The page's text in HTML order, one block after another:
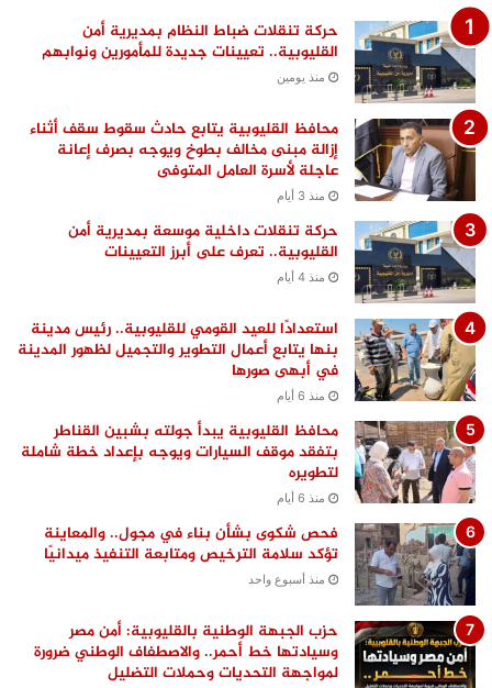
حركة تنقلات ضباط النظام بمديرية أمن
القليوبية.. تعيينات جديدة للمأمورين ونوابهم
منذ يومين
محافظ القليوبية يتابع حادث سقوط سقف أثناء
إزالة مبنى مخالف بطوخ ويوجه بصرف إعانة
عاجلة لأسرة العامل المتوفى
منذ 3 أيام
حركة تنقلات داخلية موسعة بمديرية أمن
القليوبية.. تعرف على أبرز التعيينات
منذ 4 أيام
استعدادًا للعيد القومي للقليوبية.. رئيس مدينة
بنها يتابع أعمال التطوير والتجميل لظهور المدينة
في أبهى صورها
منذ 6 أيام
محافظ القليوبية يبدأ جولته بشبين القناطر
بتفقد موقف السيارات ويوجه بإعداد خطة شاملة
لتطويره
منذ 6 أيام
فحص شكوى بشأن بناء في مجول.. والمعاينة
تؤكد سلامة الترخيص ومتابعة التنفيذ ميدانيًا
منذ أسبوع واحد
حزب الجبهة الوطنية بالقليوبية: أمن مصر
وسيادتها خط أحمر.. والاصطفاف الوطني ضرورة
لمواجهة التحديات وحملات التضليل